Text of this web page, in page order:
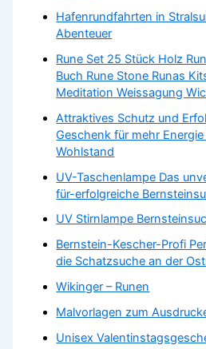
Hafenrundfahrten in
Abenteuer
Rune Set 25 Stück Holz
Buch Rune Stone Runas
Meditation Weissagung
Attraktives Schutz und
Geschenk für mehr
Wohlstand
UV-Taschenlampe Das
für-erfolgreiche
UV Stirnlampe
Bernstein-Kescher-Profi
die Schatzsuche an der
Wikinger – Runen
Malvorlagen zum
Unisex